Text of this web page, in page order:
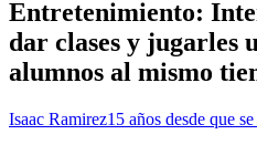
Entretenimiento:
dar clases y jugarles
alumnos al mismo
Isaac Ramirez15 años desde que